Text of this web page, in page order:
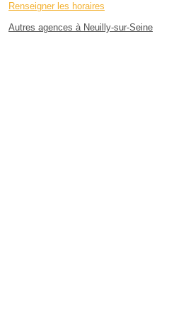
Renseigner les horaires
Autres agences à Neuilly-sur-Seine